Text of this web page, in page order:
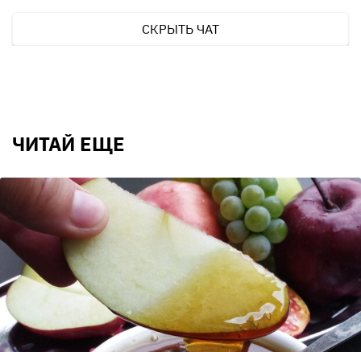
СКРЫТЬ ЧАТ
ЧИТАЙ ЕЩЕ